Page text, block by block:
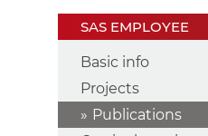
SAS EMPLOYEE
Basic info
Projects
Publications